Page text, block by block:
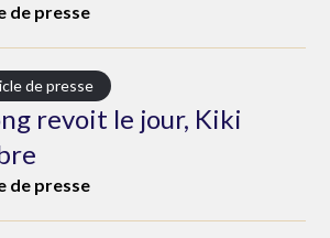
de presse
de presse
revoit le jour, Kiki
de presse